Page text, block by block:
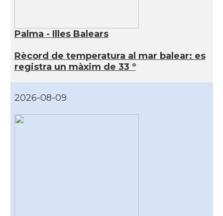
Palma - Illes Balears
Rècord de temperatura al mar balear: es
registra un màxim de 33 º
2026-08-09